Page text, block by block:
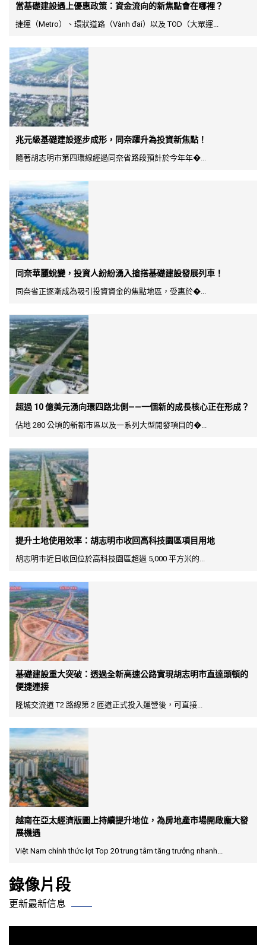
當基礎建設遇上優惠政策：資金流向的新焦點會在哪裡？
捷運（Metro）、環狀道路（Vành đai）以及 TOD（大眾運...
兆元級基礎建設逐步成形，同奈躍升為投資新焦點！
隨著胡志明市第四環線經過同奈省路段預計於今年年�...
同奈華麗蛻變，投資人紛紛湧入搶搭基礎建設發展列車！
同奈省正逐漸成為吸引投資資金的焦點地區，受惠於�...
超過 10 億美元湧向環四路北側——一個新的成長核心正在形成？
佔地 280 公頃的新都市區以及一系列大型開發項目的�...
提升土地使用效率：胡志明市收回高科技園區項目用地
胡志明市近日收回位於高科技園區超過 5,000 平方米的...
基礎建設重大突破：透過全新高速公路實現胡志明市直達頭頓的
便捷連接
隆城交流道 T2 路線第 2 匝道正式投入運營後，可直接...
越南在亞太經濟版圖上持續提升地位，為房地產市場開啟龐大發
展機遇
Việt Nam chính thức lọt Top 20 trung tâm tăng trưởng nhanh...
錄像片段
更新最新信息